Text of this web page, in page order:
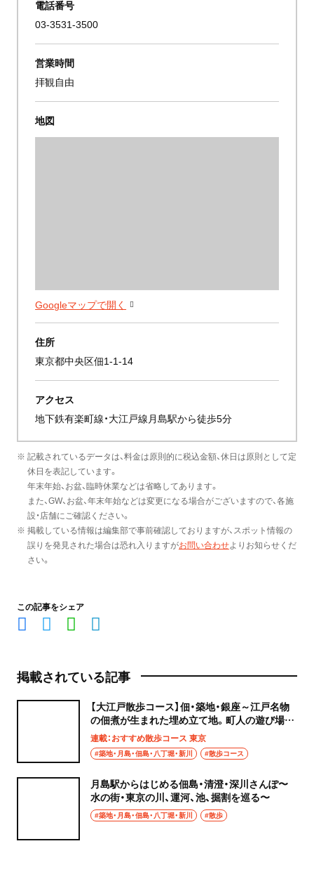
電話番号
03-3531-3500
営業時間
拝観自由
地図
Googleマップで開く
住所
東京都中央区佃1-1-14
アクセス
地下鉄有楽町線・大江戸線月島駅から徒歩5分
※ 記載されているデータは、料金は原則的に税込金額、休日は原則として定
休日を表記しています。
年末年始、お盆、臨時休業などは省略してあります。
また、GW、お盆、年末年始などは変更になる場合がございますので、各施
設・店舗にご確認ください。
※ 掲載している情報は編集部で事前確認しておりますが、スポット情報の
誤りを発見された場合は恐れ入りますがお問い合わせよりお知らせくだ
さい。
この記事をシェア
掲載されている記事
【大江戸散歩コース】佃・築地・銀座～江戸名物
の佃煮が生まれた埋め立て地。町人の遊び場は
銀座に～
連載：おすすめ散歩コース 東京
#築地・月島・佃島・八丁堀・新川 #散歩コース
月島駅からはじめる佃島・清澄・深川さんぽ〜
水の街・東京の川、運河、池、掘割を巡る〜
#築地・月島・佃島・八丁堀・新川 #散歩